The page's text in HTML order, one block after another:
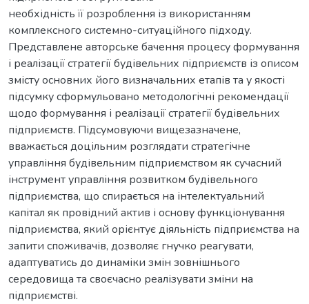
необхідність її розроблення із використанням
комплексного системно-ситуаційного підходу.
Представлене авторське бачення процесу формування
і реалізації стратегії будівельних підприємств із описом
змісту основних його визначальних етапів та у якості
підсумку сформульовано методологічні рекомендації
щодо формування і реалізації стратегії будівельних
підприємств. Підсумовуючи вищезазначене,
вважається доцільним розглядати стратегічне
управління будівельним підприємством як сучасний
інструмент управління розвитком будівельного
підприємства, що спирається на інтелектуальний
капітал як провідний актив і основу функціонування
підприємства, який орієнтує діяльність підприємства на
запити споживачів, дозволяє гнучко реагувати,
адаптуватись до динаміки змін зовнішнього
середовища та своєчасно реалізувати зміни на
підприємстві.